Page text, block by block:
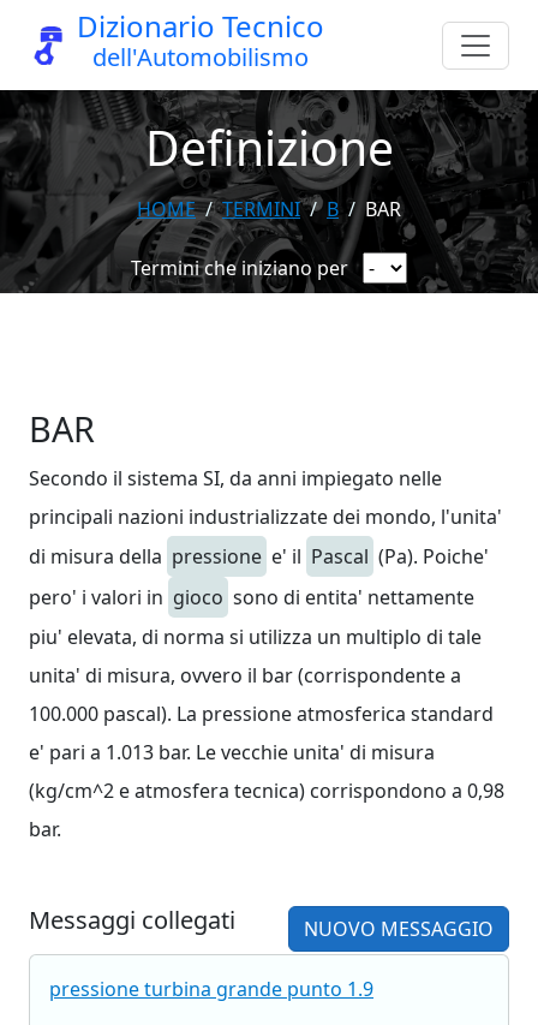
Dizionario Tecnico
dell'Automobilismo
Definizione
HOME TERMINI B BAR
Termini che iniziano per
BAR
Secondo il sistema SI, da anni impiegato nelle
principali nazioni industrializzate dei mondo, l'unita'
di misura della pressione e' il Pascal (Pa). Poiche'
pero' i valori in gioco sono di entita' nettamente
piu' elevata, di norma si utilizza un multiplo di tale
unita' di misura, ovvero il bar (corrispondente a
100.000 pascal). La pressione atmosferica standard
e' pari a 1.013 bar. Le vecchie unita' di misura
(kg/cm^2 e atmosfera tecnica) corrispondono a 0,98
bar.
Messaggi collegati NUOVO MESSAGGIO
pressione turbina grande punto 1.9